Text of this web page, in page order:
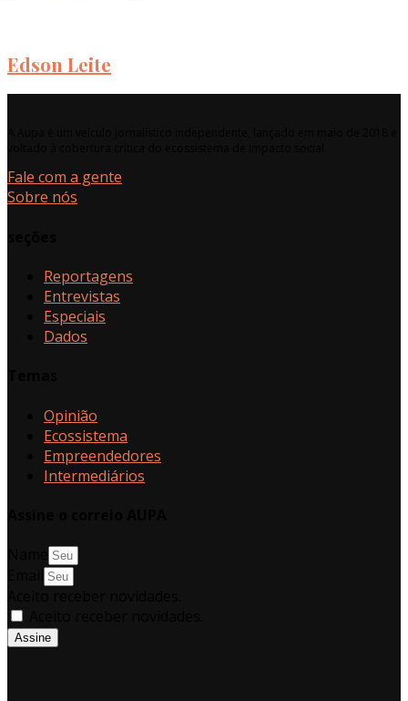
Edson Leite
Fale com a gente
Sobre nós
Reportagens
Entrevistas
Especiais
Dados
Opinião
Ecossistema
Empreendedores
Intermediários
Assine